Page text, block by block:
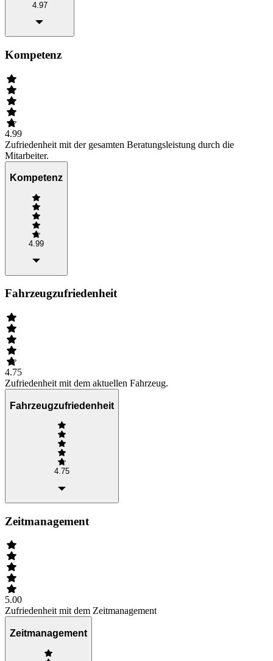
4.97
Kompetenz
4.99
Zufriedenheit mit der gesamten Beratungsleistung durch die
Mitarbeiter.
Kompetenz
4.99
Fahrzeugzufriedenheit
4.75
Zufriedenheit mit dem aktuellen Fahrzeug.
Fahrzeugzufriedenheit
4.75
Zeitmanagement
5.00
Zufriedenheit mit dem Zeitmanagement
Zeitmanagement